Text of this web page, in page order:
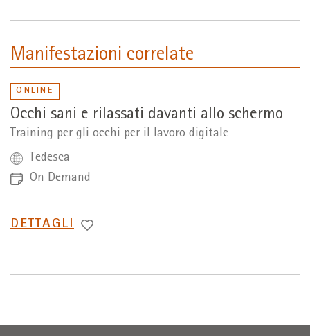
Manifestazioni correlate
ONLINE
Occhi sani e rilassati davanti allo schermo
Training per gli occhi per il lavoro digitale
Tedesca
On Demand
PASSA
DETTAGLI